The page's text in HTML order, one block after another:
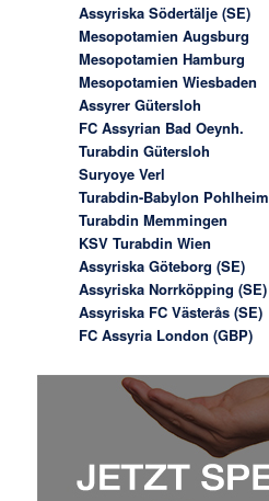
Assyriska Södertälje (SE)
Mesopotamien Augsburg
Mesopotamien Hamburg
Mesopotamien Wiesbaden
Assyrer Gütersloh
FC Assyrian Bad Oeynh.
Turabdin Gütersloh
Suryoye Verl
Turabdin-Babylon Pohlheim
Turabdin Memmingen
KSV Turabdin Wien
Assyriska Göteborg (SE)
Assyriska Norrköpping (SE)
Assyriska FC Västerås (SE)
FC Assyria London (GBP)